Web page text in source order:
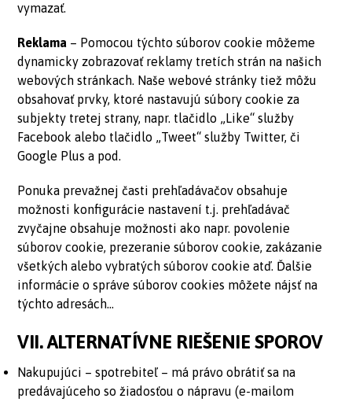
vymazať.
Reklama – Pomocou týchto súborov cookie môžeme
dynamicky zobrazovať reklamy tretích strán na našich
webových stránkach. Naše webové stránky tiež môžu
obsahovať prvky, ktoré nastavujú súbory cookie za
subjekty tretej strany, napr. tlačidlo „Like“ služby
Facebook alebo tlačidlo „Tweet“ služby Twitter, či
Google Plus a pod.
Ponuka prevažnej časti prehľadávačov obsahuje
možnosti konfigurácie nastavení t.j. prehľadávač
zvyčajne obsahuje možnosti ako napr. povolenie
súborov cookie, prezeranie súborov cookie, zakázanie
všetkých alebo vybratých súborov cookie atď. Ďalšie
informácie o správe súborov cookies môžete nájsť na
týchto adresách…
VII. ALTERNATÍVNE RIEŠENIE SPOROV
Nakupujúci – spotrebiteľ – má právo obrátiť sa na
predávajúceho so žiadosťou o nápravu (e-mailom